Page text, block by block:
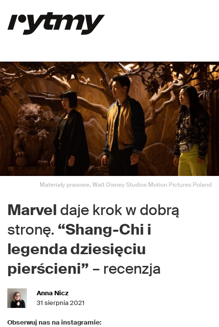
Materiały prasowe, Walt Disney Studios Motion Pictures Poland
Marvel daje krok w dobrą
stronę. “Shang-Chi i
legenda dziesięciu
pierścieni” – recenzja
Anna Nicz
31 sierpnia 2021
Obserwuj nas na instagramie: